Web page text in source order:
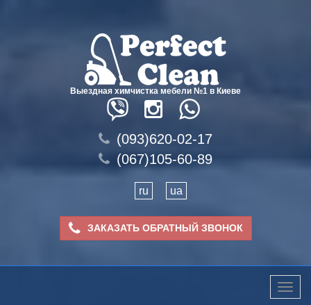
Выездная химчистка мебели №1 в Киеве
(093)620-02-17
(067)105-60-89
ru ua
ЗАКАЗАТЬ ОБРАТНЫЙ ЗВОНОК
Toggle